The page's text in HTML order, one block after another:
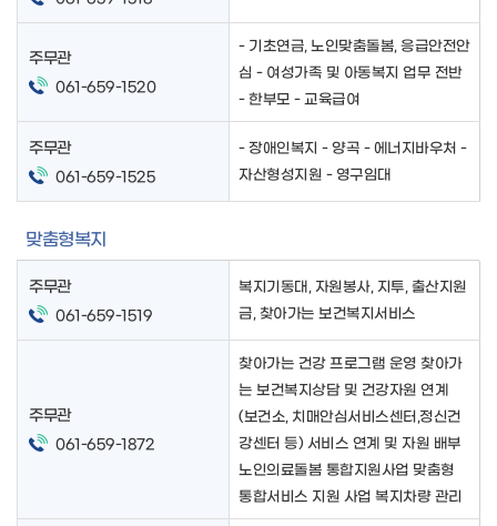
주무관
061-659-1520
- 기초연금, 노인맞춤돌봄, 응급안전안
심 - 여성가족 및 아동복지 업무 전반
- 한부모 - 교육급여
주무관
061-659-1525
- 장애인복지 - 양곡 - 에너지바우처 -
자산형성지원 - 영구임대
맞춤형복지
주무관
061-659-1519
복지기동대, 자원봉사, 지투, 출산지원
금, 찾아가는 보건복지서비스
주무관
061-659-1872
찾아가는 건강 프로그램 운영 찾아가
는 보건복지상담 및 건강자원 연계
(보건소, 치매안심서비스센터,정신건
강센터 등) 서비스 연계 및 자원 배부
노인의료돌봄 통합지원사업 맞춤형
통합서비스 지원 사업 복지차량 관리